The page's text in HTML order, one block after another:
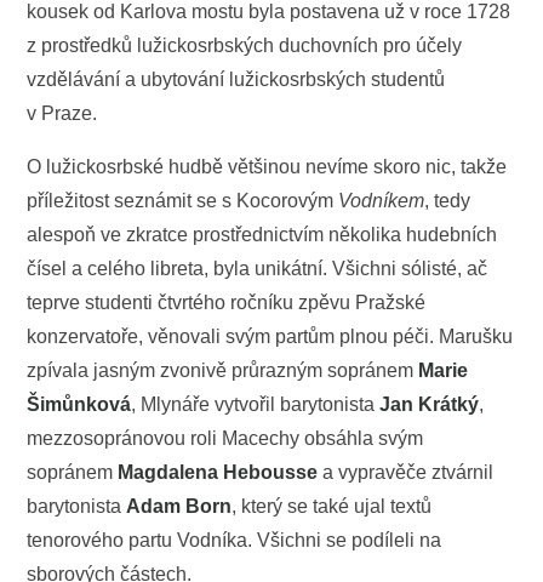
kousek od Karlova mostu byla postavena už v roce 1728
z prostředků lužickosrbských duchovních pro účely
vzdělávání a ubytování lužickosrbských studentů
v Praze.
O lužickosrbské hudbě většinou nevíme skoro nic, takže
příležitost seznámit se s Kocorovým Vodníkem, tedy
alespoň ve zkratce prostřednictvím několika hudebních
čísel a celého libreta, byla unikátní. Všichni sólisté, ač
teprve studenti čtvrtého ročníku zpěvu Pražské
konzervatoře, věnovali svým partům plnou péči. Marušku
zpívala jasným zvonivě průrazným sopránem Marie
Šimůnková, Mlynáře vytvořil barytonistaJan Krátký,
mezzosopránovou roli Macechy obsáhla svým
sopránem Magdalena Hebousse a vypravěče ztvárnil
barytonista Adam Born, který se také ujal textů
tenorového partu Vodníka. Všichni se podíleli na
sborových částech.